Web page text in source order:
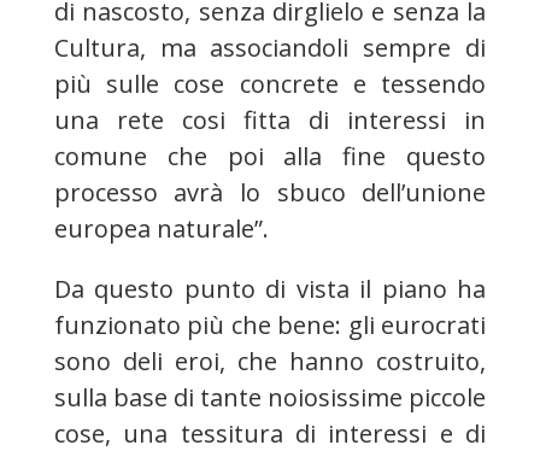
di nascosto, senza dirglielo e senza la
Cultura, ma associandoli sempre di
più sulle cose concrete e tessendo
una rete cosi fitta di interessi in
comune che poi alla fine questo
processo avrà lo sbuco dell’unione
europea naturale”.
Da questo punto di vista il piano ha
funzionato più che bene: gli eurocrati
sono deli eroi, che hanno costruito,
sulla base di tante noiosissime piccole
cose, una tessitura di interessi e di